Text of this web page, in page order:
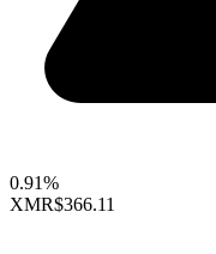
0.91%
XMR$366.11